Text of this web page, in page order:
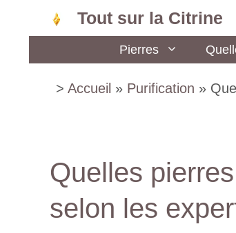
Tout sur la Citrine
Pierres
> Accueil » Purification »
Quelles
selon les